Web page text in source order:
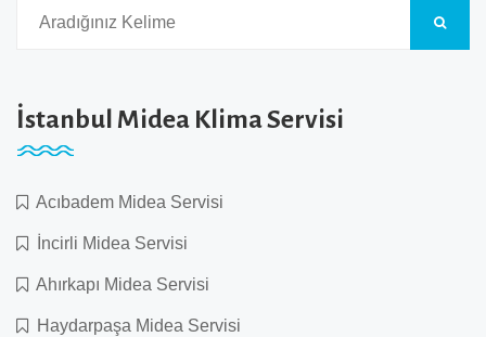
İstanbul Midea Klima Servisi
Acıbadem Midea Servisi
İncirli Midea Servisi
Ahırkapı Midea Servisi
Haydarpaşa Midea Servisi